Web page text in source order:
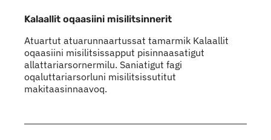
Kalaallit oqaasiini misilitsinnerit
Atuartut atuarunnaartussat tamarmik Kalaallit
oqaasiini misilitsissapput pisinnaasatigut
allattariarsornermilu. Saniatigut fagi
oqaluttariarsorluni misilitsissutitut
makitaasinnaavoq.